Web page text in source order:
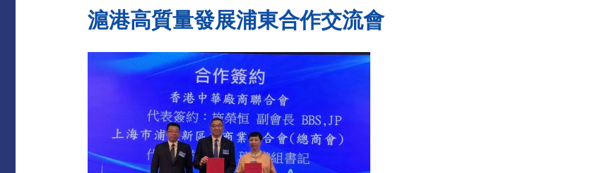
滬港高質量發展浦東合作交流會